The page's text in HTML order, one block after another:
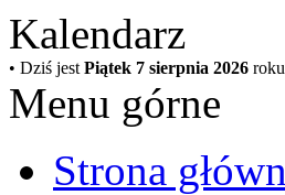
Kalendarz
• Dziś jest Piątek 7 sierpnia 2026 roku
Menu górne
Strona